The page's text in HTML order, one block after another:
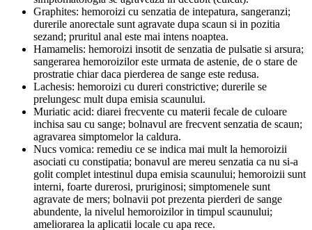
Graphites: hemoroizi cu senzatia de intepatura, sangeranzi;
durerile anorectale sunt agravate dupa scaun si in pozitia
sezand; pruritul anal este mai intens noaptea.
Hamamelis: hemoroizi insotit de senzatia de pulsatie si arsura;
sangerarea hemoroizilor este urmata de astenie, de o stare de
prostratie chiar daca pierderea de sange este redusa.
Lachesis: hemoroizi cu dureri constrictive; durerile se
prelungesc mult dupa emisia scaunului.
Muriatic acid: diarei frecvente cu materii fecale de culoare
inchisa sau cu sange; bolnavul are frecvent senzatia de scaun;
agravarea simptomelor la caldura.
Nucs vomica: remediu ce se indica mai mult la hemoroizii
asociati cu constipatia; bonavul are mereu senzatia ca nu si-a
golit complet intestinul dupa emisia scaunului; hemoroizii sunt
interni, foarte durerosi, pruriginosi; simptomenele sunt
agravate de mers; bolnavii pot prezenta pierderi de sange
abundente, la nivelul hemoroizilor in timpul scaunului;
ameliorarea la aplicatii locale cu apa rece.